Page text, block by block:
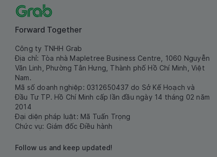
Forward Together
Công ty TNHH Grab
Địa chỉ: Tòa nhà Mapletree Business Centre, 1060 Nguyễn
Văn Linh, Phường Tân Hưng, Thành phố Hồ Chí Minh, Việt
Nam.
Mã số doanh nghiệp: 0312650437 do Sở Kế Hoạch và
Đầu Tư TP. Hồ Chí Minh cấp lần đầu ngày 14 tháng 02 năm
2014
Đại diện pháp luật: Mã Tuấn Trọng
Chức vụ: Giám đốc Điều hành
Follow us and keep updated!